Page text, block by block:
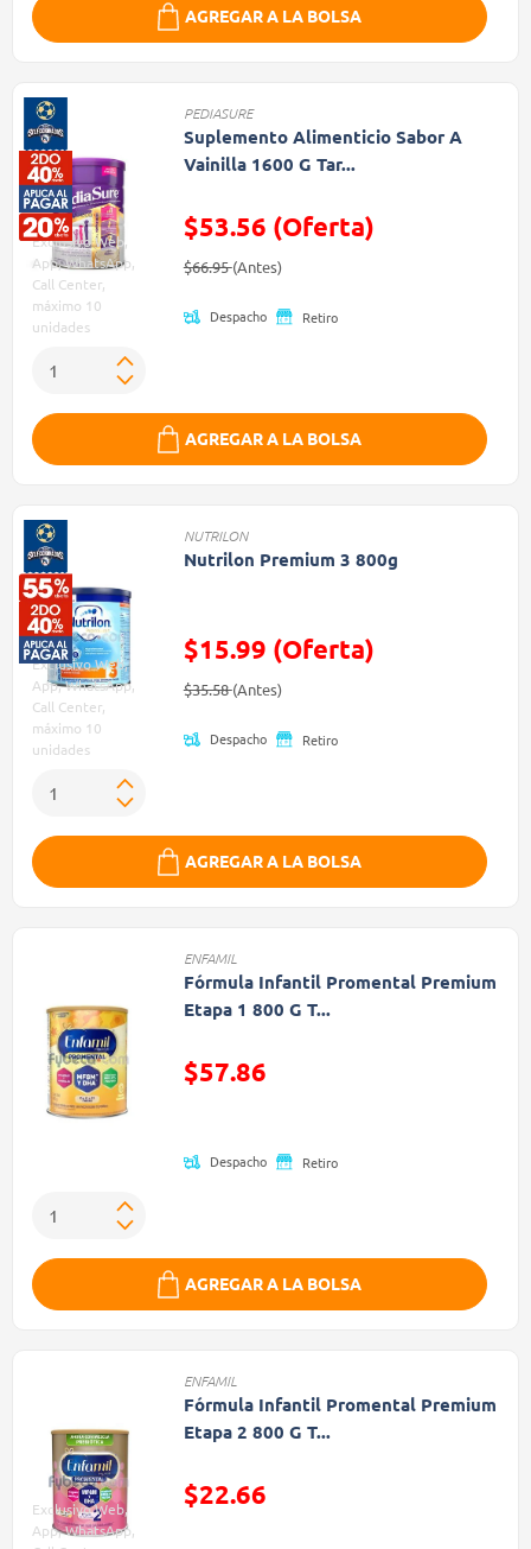
AGREGAR A LA BOLSA
Exclusivo Web,
App, WhatsApp,
Call Center,
máximo 10
unidades
PEDIASURE
Suplemento Alimenticio Sabor A
Vainilla 1600 G Tar...
$53.56 (Oferta)
Precio reducido de
$66.95(Antes)(Oferta)
Despacho Retiro
AGREGAR A LA BOLSA
Exclusivo Web,
App, WhatsApp,
Call Center,
máximo 10
unidades
NUTRILON
Nutrilon Premium 3 800g
$15.99 (Oferta)
Precio reducido de
$35.58(Antes)(Oferta)
Despacho Retiro
AGREGAR A LA BOLSA
ENFAMIL
Fórmula Infantil Promental Premium
Etapa 1 800 G T...
$57.86
Despacho Retiro
AGREGAR A LA BOLSA
Exclusivo Web,
App, WhatsApp,
ENFAMIL
Fórmula Infantil Promental Premium
Etapa 2 800 G T...
$22.66